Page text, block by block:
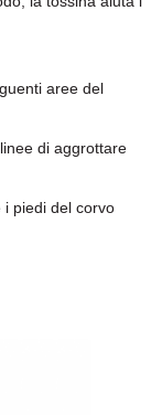
aree del
di aggrottare
i piedi del corvo